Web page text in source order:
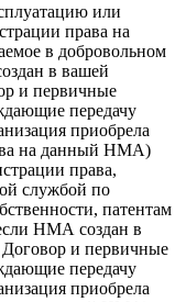
или
права на
в добровольном
в вашей
и первичные
передачу
приобрела
на данный НМА)
права,
службой по
патентам
НМА создан в
и первичные
передачу
приобрела